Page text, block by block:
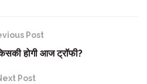
Post
होगी आज ट्रॉफी?
Post